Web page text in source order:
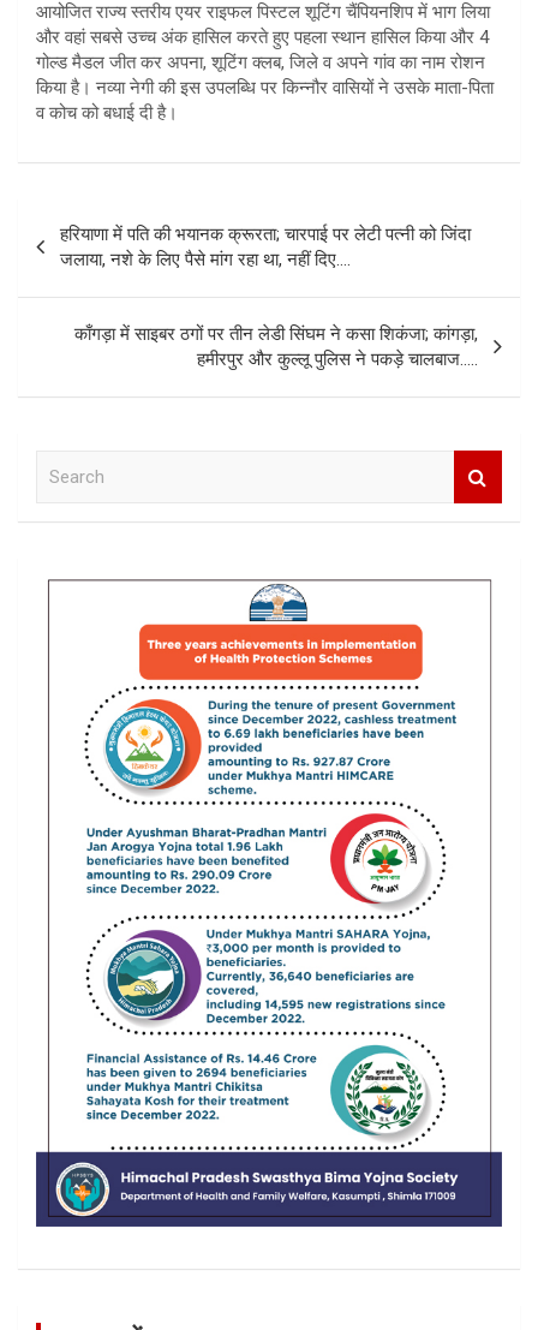
आयोजित राज्य स्तरीय एयर राइफल पिस्टल शूटिंग चैंपियनशिप में भाग लिया
और वहां सबसे उच्च अंक हासिल करते हुए पहला स्थान हासिल किया और 4
गोल्ड मैडल जीत कर अपना, शूटिंग क्लब, जिले व अपने गांव का नाम रोशन
किया है। नव्या नेगी की इस उपलब्धि पर किन्नौर वासियों ने उसके माता-पिता
व कोच को बधाई दी है।
Post
navigation
हरियाणा में पति की भयानक क्रूरता; चारपाई पर लेटी पत्नी को जिंदा
जलाया, नशे के लिए पैसे मांग रहा था, नहीं दिए….
काँगड़ा में साइबर ठगों पर तीन लेडी सिंघम ने कसा शिकंजा; कांगड़ा,
हमीरपुर और कुल्लू पुलिस ने पकड़े चालबाज…..